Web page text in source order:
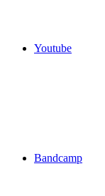
Youtube
Bandcamp